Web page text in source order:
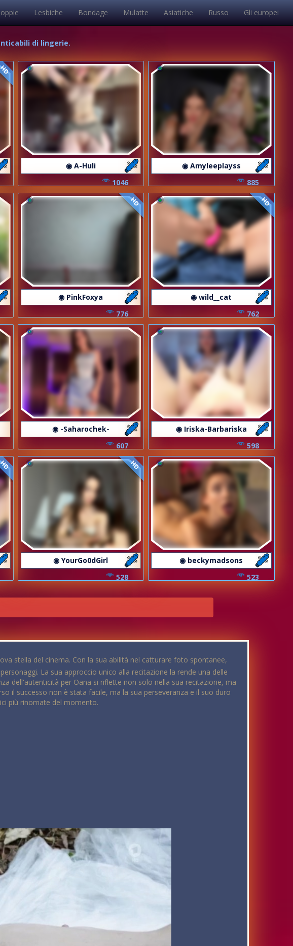
Lesbiche Bondage Mulatte Asiatiche Russo Gli europei
di lingerie.
◉ A-Huli
1046
◉ Amyleeplayss
885
HD
◉ PinkFoxya
776
HD
◉ wild__cat
762
◉ -Saharochek-
607
◉ Iriska-Barbariska
598
HD
◉ YourGo0dGirl
528
◉ beckymadsons
523
stella del cinema. Con la sua abilità nel catturare foto spontanee,
La sua approccio unico alla recitazione la rende una delle
dell'autenticità per Oana si riflette non solo nella sua recitazione, ma
il successo non è stata facile, ma la sua perseveranza e il suo duro
più rinomate del momento.